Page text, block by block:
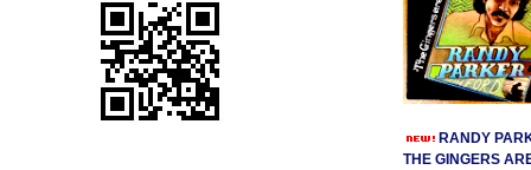
RANDY
THE GINGERS